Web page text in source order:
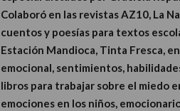
Colaboró en las revistas AZ10, La
cuentos y poesías para textos
Estación Mandioca, Tinta Fresca,
emocional, sentimientos,
libros para trabajar sobre el miedo
emociones en los niños,